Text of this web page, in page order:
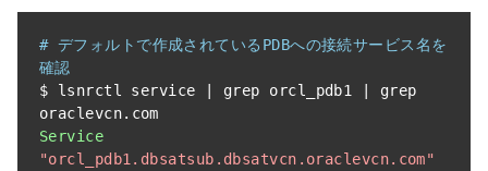
# デフォルトで作成されているPDBへの接続サービス名を
確認
$ lsnrctl service
grep orcl_pdb1
grep
oraclevcn.
Service
"orcl_pdb1.dbsatsub.dbsatvcn.oraclevcn.com"